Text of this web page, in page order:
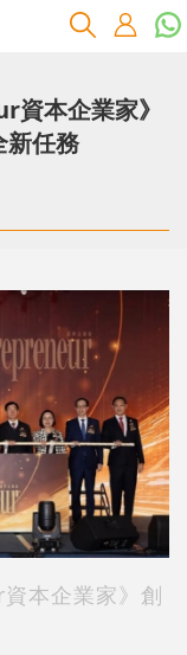
資本企業家》
任務
本企業家》創